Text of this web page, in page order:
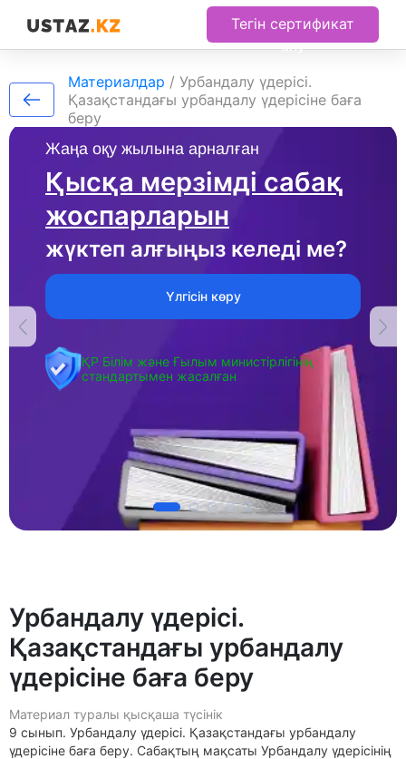
Тегін сертификат
алу
Жаңа оқу жылына арналған
Қысқа мерзімді сабақ
жоспарларын
жүктеп алғыңыз келеді ме?
Үлгісін көру
ҚР Білім және Ғылым министірлігінің
стандартымен жасалған
Материалдар / Урбандалу үдерісі.
Қазақстандағы урбандалу үдерісіне баға
беру
Урбандалу үдерісі.
Қазақстандағы урбандалу
үдерісіне баға беру
Материал туралы қысқаша түсінік
9 сынып. Урбандалу үдерісі. Қазақстандағы урбандалу
үдерісіне баға беру. Сабақтың мақсаты Урбандалу үдерісінің